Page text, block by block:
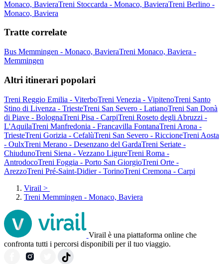
Monaco, BavieraTreni Stoccarda - Monaco, BavieraTreni Berlino -
Monaco, Baviera
Tratte correlate
Bus Memmingen - Monaco, BavieraTreni Monaco, Baviera -
Memmingen
Altri itinerari popolari
Treni Reggio Emilia - ViterboTreni Venezia - VipitenoTreni Santo
Stino di Livenza - TriesteTreni San Severo - LatianoTreni San Donà
di Piave - BolognaTreni Pisa - CarpiTreni Roseto degli Abruzzi -
L'AquilaTreni Manfredonia - Francavilla FontanaTreni Arona -
TriesteTreni Gorizia - CefalùTreni San Severo - RiccioneTreni Aosta
- OulxTreni Merano - Desenzano del GardaTreni Seriate -
ChiudunoTreni Siena - Vezzano LigureTreni Roma -
AntrodocoTreni Foggia - Porto San GiorgioTreni Orte -
ArezzoTreni Pré-Saint-Didier - TorinoTreni Cremona - Carpi
Virail >
Treni Memmingen - Monaco, Baviera
Virail è una piattaforma online che
confronta tutti i percorsi disponibili per il tuo viaggio.